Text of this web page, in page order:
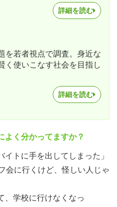
詳細を読む
を若者視点で調査。身近な
く使いこなす社会を目指し
詳細を読む
よく分かってますか？
イトに手を出してしまった」
会に行くけど、怪しい人じゃ
、学校に行けなくなっ